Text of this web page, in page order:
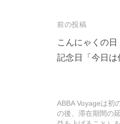
投
稿
ナ
ー
前の投稿
こんにゃくの
記念日「今日は
ABBA Voyageは初
の後、滞在期間の